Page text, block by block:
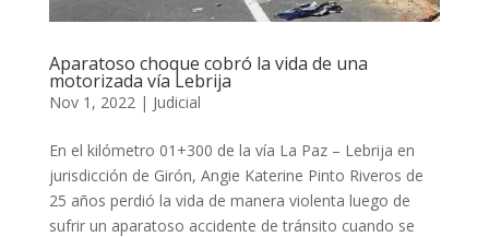
Aparatoso choque cobró la vida de una
motorizada vía Lebrija
Nov 1, 2022| Judicial
En el kilómetro 01+300 de la vía La Paz – Lebrija en
jurisdicción de Girón, Angie Katerine Pinto Riveros de
25 años perdió la vida de manera violenta luego de
sufrir un aparatoso accidente de tránsito cuando se